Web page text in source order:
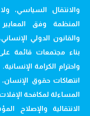
والانتقال السياسي،
المنظمة وفق
والقانون الدولي
بناء مجتمعات قائمة
واحترام الكرامة
انتهاكات حقوق
المساءلة لمكافحة
الانتقالية والإصلاح